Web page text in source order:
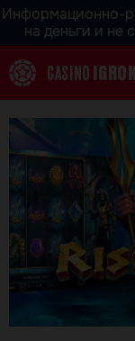
Информационно-
на деньги и не
CASINO